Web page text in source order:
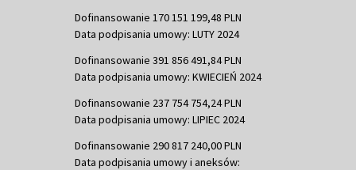
Dofinansowanie 170 151 199,48 PLN
Data podpisania umowy: LUTY 2024
Dofinansowanie 391 856 491,84 PLN
Data podpisania umowy: KWIECIEŃ 2024
Dofinansowanie 237 754 754,24 PLN
Data podpisania umowy: LIPIEC 2024
Dofinansowanie 290 817 240,00 PLN
Data podpisania umowy i aneksów: